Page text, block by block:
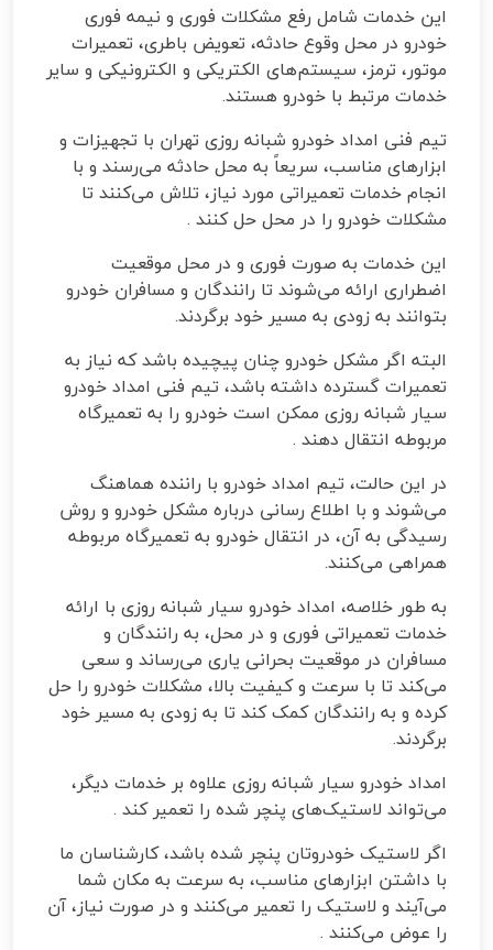
این خدمات شامل رفع مشکلات فوری و نیمه فوری
خودرو در محل وقوع حادثه، تعویض باطری، تعمیرات
موتور، ترمز، سیستم‌های الکتریکی و الکترونیکی و سایر
خدمات مرتبط با خودرو هستند.
تیم فنی امداد خودرو شبانه روزی تهران با تجهیزات و
ابزارهای مناسب، سریعاً به محل حادثه می‌رسند و با
انجام خدمات تعمیراتی مورد نیاز، تلاش می‌کنند تا
مشکلات خودرو را در محل حل کنند .
این خدمات به صورت فوری و در محل موقعیت
اضطراری ارائه می‌شوند تا رانندگان و مسافران خودرو
بتوانند به زودی به مسیر خود برگردند.
البته اگر مشکل خودرو چنان پیچیده باشد که نیاز به
تعمیرات گسترده داشته باشد، تیم فنی امداد خودرو
سیار شبانه روزی ممکن است خودرو را به تعمیرگاه
مربوطه انتقال دهند .
در این حالت، تیم امداد خودرو با راننده هماهنگ
می‌شوند و با اطلاع رسانی درباره مشکل خودرو و روش
رسیدگی به آن، در انتقال خودرو به تعمیرگاه مربوطه
همراهی می‌کنند.
به طور خلاصه، امداد خودرو سیار شبانه روزی با ارائه
خدمات تعمیراتی فوری و در محل، به رانندگان و
مسافران در موقعیت بحرانی یاری می‌رساند و سعی
می‌کند تا با سرعت و کیفیت بالا، مشکلات خودرو را حل
کرده و به رانندگان کمک کند تا به زودی به مسیر خود
برگردند.
امداد خودرو سیار شبانه روزی علاوه بر خدمات دیگر،
می‌تواند لاستیک‌های پنچر شده را تعمیر کند .
اگر لاستیک خودروتان پنچر شده باشد، کارشناسان ما
با داشتن ابزارهای مناسب، به سرعت به مکان شما
می‌آیند و لاستیک را تعمیر می‌کنند و در صورت نیاز، آن
را عوض می‌کنند .